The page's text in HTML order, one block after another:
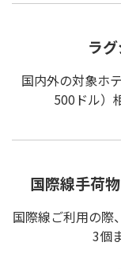
ラ
国内外の対象ホ
500ドル）
国際線手荷
国際線ご利用の際
3個